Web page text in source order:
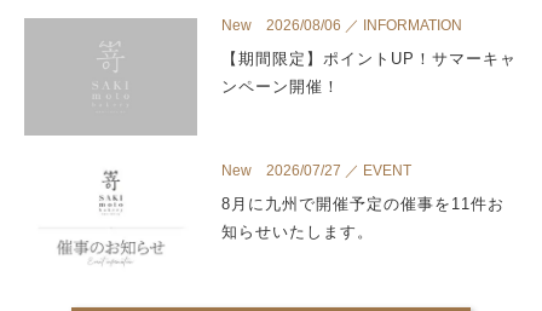
New 2026/08/06 ／ INFORMATION
【期間限定】ポイントUP！サマーキャ
ンペーン開催！
New 2026/07/27 ／ EVENT
8月に九州で開催予定の催事を11件お
知らせいたします。